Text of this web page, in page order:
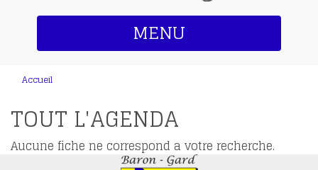
MENU
Accueil
TOUT L'AGENDA
Aucune fiche ne correspond a votre recherche.